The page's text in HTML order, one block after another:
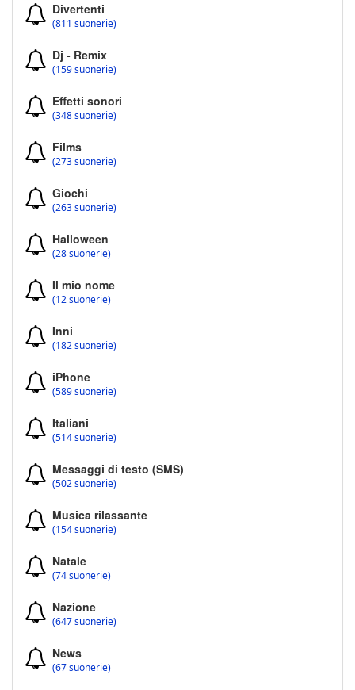
Divertenti
(811 suonerie)
Dj - Remix
(159 suonerie)
Effetti sonori
(348 suonerie)
Films
(273 suonerie)
Giochi
(263 suonerie)
Halloween
(28 suonerie)
Il mio nome
(12 suonerie)
Inni
(182 suonerie)
iPhone
(589 suonerie)
Italiani
(514 suonerie)
Messaggi di testo (SMS)
(502 suonerie)
Musica rilassante
(154 suonerie)
Natale
(74 suonerie)
Nazione
(647 suonerie)
News
(67 suonerie)